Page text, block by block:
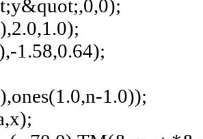
1.58,0.64);
1.0));